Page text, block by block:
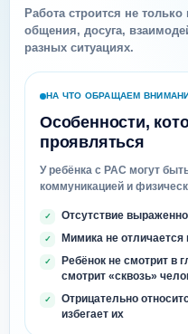
Работа строится не
общения, досуга,
разных ситуациях.
НА ЧТО ОБРАЩАЕМ
Особенности,
проявляться
У ребёнка с РАС могут
коммуникацией и
Отсутствие
Мимика не
Ребёнок не смотрит в
смотрит «сквозь»
Отрицательно
избегает их